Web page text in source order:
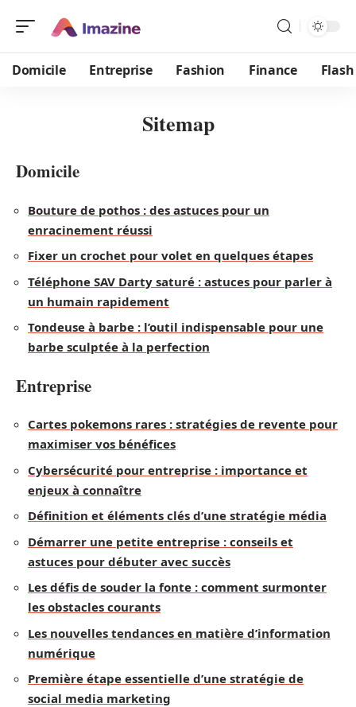
Domicile Entreprise Fashion Finance
Sitemap
Domicile
Bouture de pothos : des astuces pour un
enracinement réussi
Fixer un crochet pour volet en quelques étapes
Téléphone SAV Darty saturé : astuces pour parler à
un humain rapidement
Tondeuse à barbe : l’outil indispensable pour une
barbe sculptée à la perfection
Entreprise
Cartes pokemons rares : stratégies de revente pour
maximiser vos bénéfices
Cybersécurité pour entreprise : importance et
enjeux à connaître
Définition et éléments clés d’une stratégie média
Démarrer une petite entreprise : conseils et
astuces pour débuter avec succès
Les défis de souder la fonte : comment surmonter
les obstacles courants
Les nouvelles tendances en matière d’information
numérique
Première étape essentielle d’une stratégie de
social media marketing